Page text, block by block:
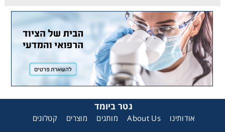
גטר ביומד
אודותינו About Us מותגים מוצרים קטלוגים